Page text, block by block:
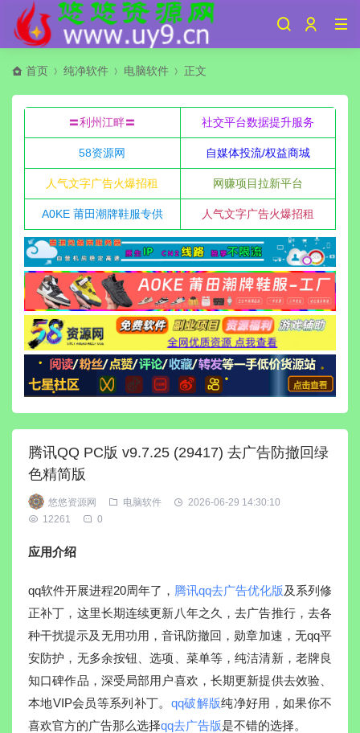
首页 纯净软件 电脑软件 正文
〓利州江畔〓 社交平台数据提升服务
58资源网 自媒体投流/权益商城
人气文字广告火爆招租 网赚项目拉新平台
A0KE 莆田潮牌鞋服专供 人气文字广告火爆招租
腾讯QQ PC版 v9.7.25 (29417) 去广告防撤回绿
色精简版
悠悠资源网 电脑软件
2026-06-29 14:30:10
12261
0
应用介绍
qq软件开展进程20周年了， 腾讯qq去广告优化版及系列修
正补丁，这里长期连续更新八年之久，去广告推行，去各
种干扰提示及无用功用，音讯防撤回，勋章加速，无qq平
安防护，无多余按钮、选项、菜单等，纯洁清新，老牌良
知口碑作品，深受局部用户喜欢，长期更新提供去效验、
本地VIP会员等系列补丁。 qq破解版纯净好用，如果你不
喜欢官方的广告那么选择qq去广告版是不错的选择。